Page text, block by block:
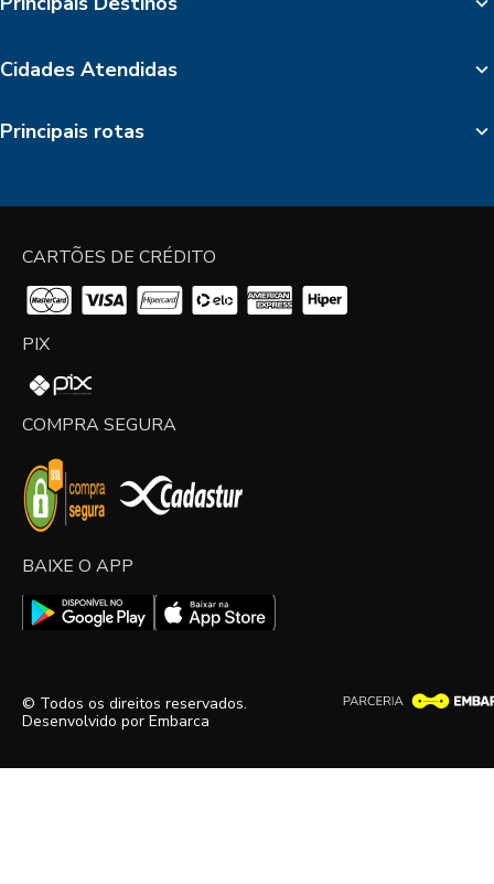
Cidades Atendidas
Principais rotas
CARTÕES DE CRÉDITO
PIX
COMPRA SEGURA
BAIXE O APP
© Todos os direitos reservados.
Desenvolvido por Embarca